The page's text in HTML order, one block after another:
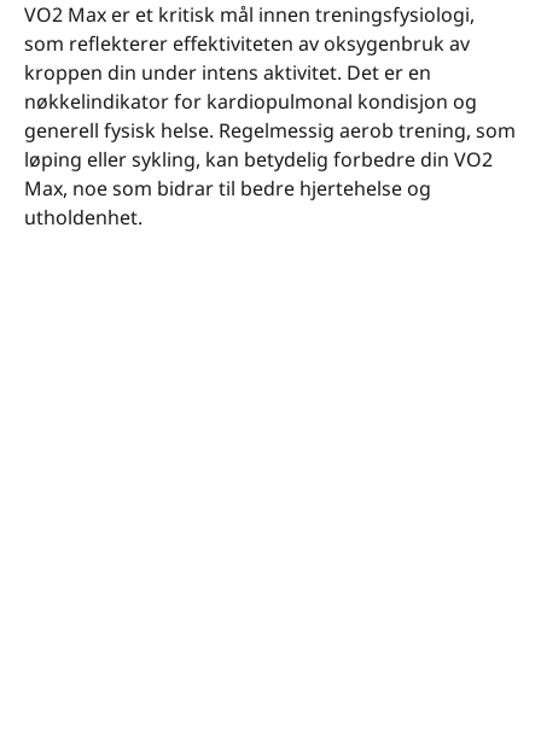
VO2 Max er et kritisk mål innen treningsfysiologi,
som reflekterer effektiviteten av oksygenbruk av
kroppen din under intens aktivitet. Det er en
nøkkelindikator for kardiopulmonal kondisjon og
generell fysisk helse. Regelmessig aerob trening, som
løping eller sykling, kan betydelig forbedre din VO2
Max, noe som bidrar til bedre hjertehelse og
utholdenhet.